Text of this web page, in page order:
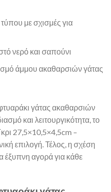
με σχισμές για
νερό και σαπούνι
άμμου ακαθαρσιών γάτας
γάτας ακαθαρσιών
και λειτουργικότητα, το
27,5×10,5×4,5cm –
επιλογή. Τέλος, η σχέση
έξυπνη αγορά για κάθε